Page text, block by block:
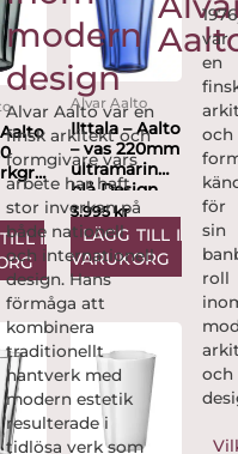
I
Alvar Aalto
IIttala – Aalto
– vas 220mm
ultramarin
blå Design
Alvar...
3,995kr
LÄGG TILL I
VARUKORG
modern
design
Alvar Aalto var en
finsk arkitekt och
formgivare vars
arbete har haft
stor inverkan på
både nationell
och internationell
design. Hans
förmåga att
kombinera
traditionellt
hantverk med
modern estetik
resulterade i
tidlösa verk som
var
en
och
för
sin
roll
och